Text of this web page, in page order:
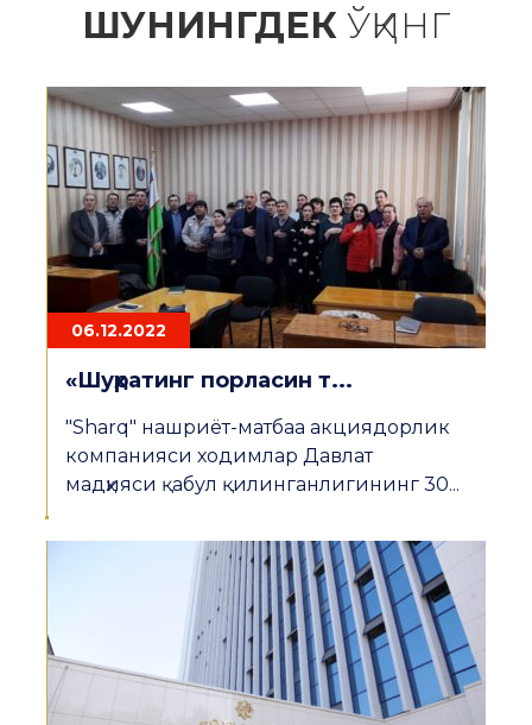
ШУНИНГДЕК ЎҚИНГ
06.12.2022
«Шуҳратинг порласин т...
"Sharq" нашриёт-матбаа акциядорлик
компанияси ходимлар Давлат
мадҳияси қабул қилинганлигининг 30...